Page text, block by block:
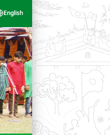
English